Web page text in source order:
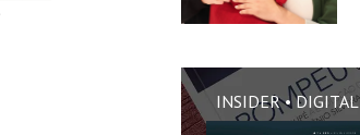
INSIDER • DIGITAL